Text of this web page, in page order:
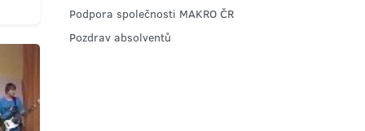
Podpora společnosti MAKRO ČR
Pozdrav absolventů